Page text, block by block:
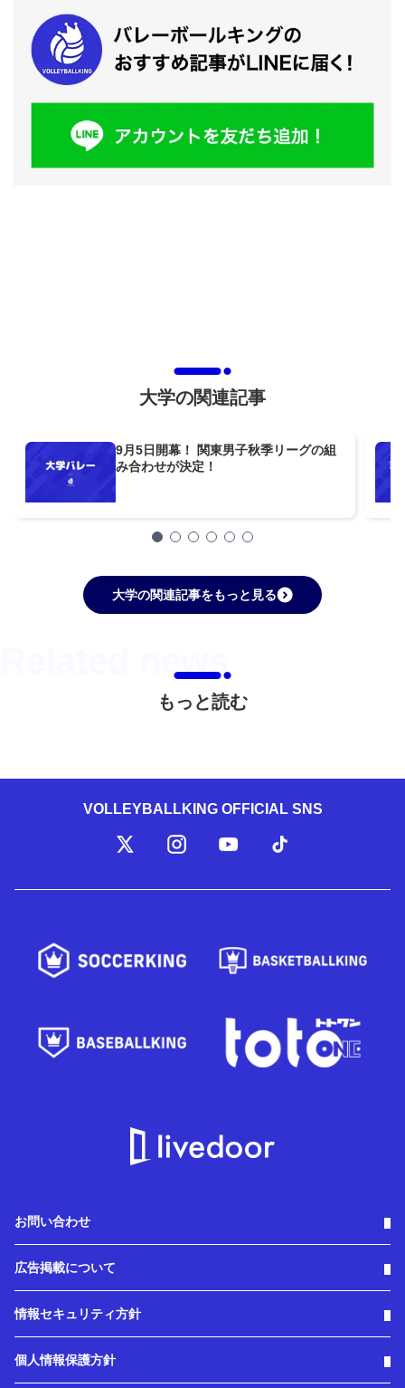
大学の関連記事
9月5日開幕！ 関東男子秋季リーグの組
み合わせが決定！
大学の関連記事をもっと見る
もっと読む
VOLLEYBALLKING OFFICIAL SNS
お問い合わせ
広告掲載について
情報セキュリティ方針
個人情報保護方針